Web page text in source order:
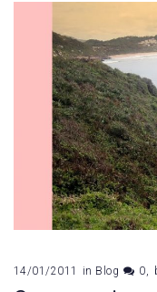
14/01/2011 in Blog 0